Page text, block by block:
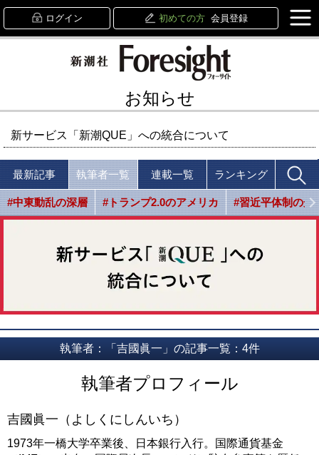
ログイン 初めての方 会員登録
お知らせ
新サービス「新潮QUE」への統合について
最新記事 執筆者一覧 連載一覧 ランキング
#中東動乱の深層 #トランプ2.0のアメリカ #習近平体制の光
執筆者：「吉國眞一」の記事一覧：4件
執筆者プロフィール
吉國眞一（よしくにしんいち）
1973年一橋大学卒業後、日本銀行入行。国際通貨基金